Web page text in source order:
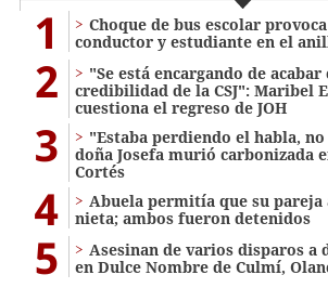
1
Choque de bus escolar
conductor y estudiante en el
2
"Se está encargando de acabar
credibilidad de la CSJ": Maribel
cuestiona el regreso de JOH
3
"Estaba perdiendo el habla,
doña Josefa murió carbonizada
Cortés
4
Abuela permitía que su pareja
nieta; ambos fueron detenidos
5
Asesinan de varios disparos a
en Dulce Nombre de Culmí,